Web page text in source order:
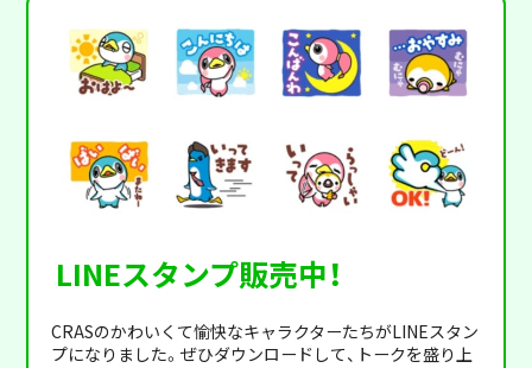
LINEスタンプ販売中！
CRASのかわいくて愉快なキャラクターたちがLINEスタン
プになりました。ぜひダウンロードして、トークを盛り上